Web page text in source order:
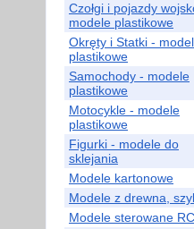
Czołgi i pojazdy
modele plastikowe
Okręty i Statki -
plastikowe
Samochody - modele
plastikowe
Motocykle - modele
plastikowe
Figurki - modele do
sklejania
Modele kartonowe
Modele z drewna,
Modele sterowane RC